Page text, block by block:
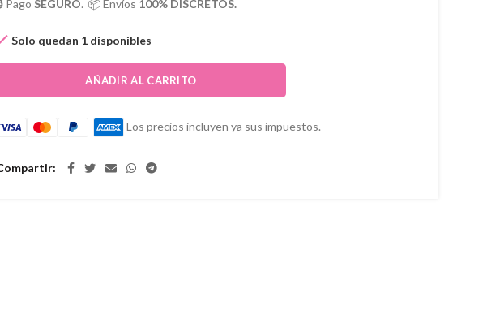
Pago SEGURO. 📦 Envíos 100% DISCRETOS.
Solo quedan 1 disponibles
AÑADIR AL CARRITO
Los precios incluyen ya sus impuestos.